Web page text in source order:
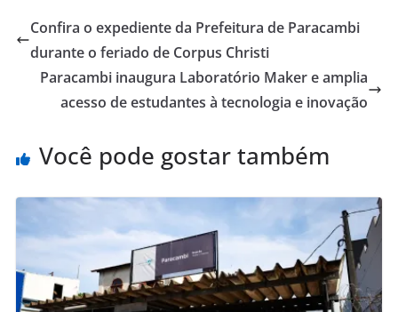
Confira o expediente da Prefeitura de Paracambi
durante o feriado de Corpus Christi
Paracambi inaugura Laboratório Maker e amplia
acesso de estudantes à tecnologia e inovação
Você pode gostar também